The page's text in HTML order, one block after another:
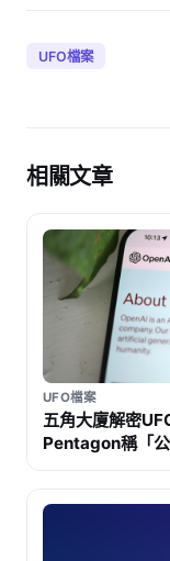
UFO檔案
相關文章
UFO檔案
五角大廈解密
Pentagon稱「公